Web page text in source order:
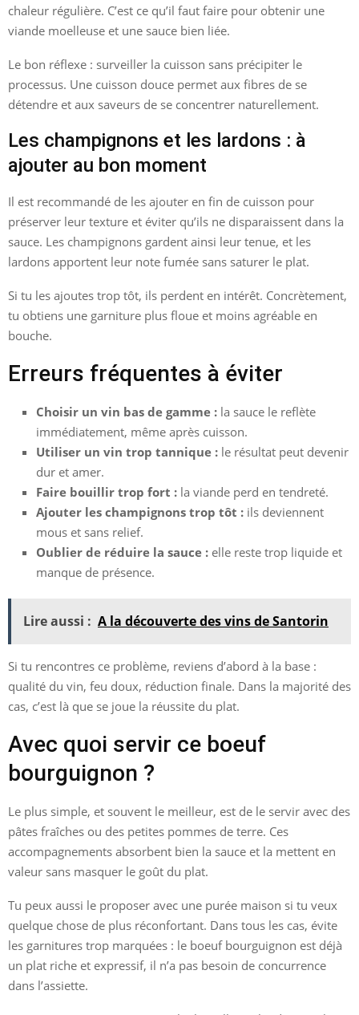
chaleur régulière. C’est ce qu’il faut faire pour obtenir une
viande moelleuse et une sauce bien liée.
Le bon réflexe : surveiller la cuisson sans précipiter le
processus. Une cuisson douce permet aux fibres de se
détendre et aux saveurs de se concentrer naturellement.
Les champignons et les lardons : à
ajouter au bon moment
Il est recommandé de les ajouter en fin de cuisson pour
préserver leur texture et éviter qu’ils ne disparaissent dans la
sauce. Les champignons gardent ainsi leur tenue, et les
lardons apportent leur note fumée sans saturer le plat.
Si tu les ajoutes trop tôt, ils perdent en intérêt. Concrètement,
tu obtiens une garniture plus floue et moins agréable en
bouche.
Erreurs fréquentes à éviter
Choisir un vin bas de gamme : la sauce le reflète
immédiatement, même après cuisson.
Utiliser un vin trop tannique : le résultat peut devenir
dur et amer.
Faire bouillir trop fort : la viande perd en tendreté.
Ajouter les champignons trop tôt : ils deviennent
mous et sans relief.
Oublier de réduire la sauce : elle reste trop liquide et
manque de présence.
Lire aussi : A la découverte des vins de Santorin
Si tu rencontres ce problème, reviens d’abord à la base :
qualité du vin, feu doux, réduction finale. Dans la majorité des
cas, c’est là que se joue la réussite du plat.
Avec quoi servir ce boeuf
bourguignon ?
Le plus simple, et souvent le meilleur, est de le servir avec des
pâtes fraîches ou des petites pommes de terre. Ces
accompagnements absorbent bien la sauce et la mettent en
valeur sans masquer le goût du plat.
Tu peux aussi le proposer avec une purée maison si tu veux
quelque chose de plus réconfortant. Dans tous les cas, évite
les garnitures trop marquées : le boeuf bourguignon est déjà
un plat riche et expressif, il n’a pas besoin de concurrence
dans l’assiette.